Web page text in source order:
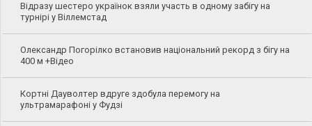
Відразу шестеро українок взяли участь в одному забігу на
турнірі у Віллемстад
Олександр Погорілко встановив національний рекорд з бігу на
400 м +Відео
Кортні Дауволтер вдруге здобула перемогу на
ультрамарафоні у Фудзі